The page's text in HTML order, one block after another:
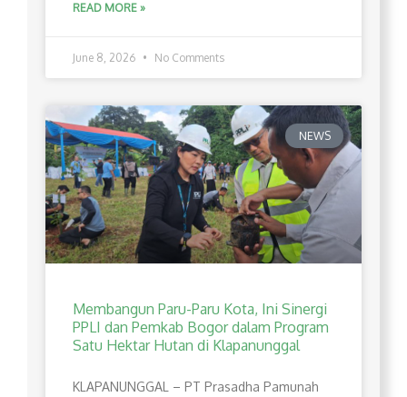
READ MORE »
June 8, 2026 No Comments
NEWS
Membangun Paru-Paru Kota, Ini Sinergi
PPLI dan Pemkab Bogor dalam Program
Satu Hektar Hutan di Klapanunggal
​KLAPANUNGGAL – PT Prasadha Pamunah